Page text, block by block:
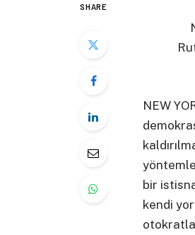
SHARE
NEW
bir
kendi